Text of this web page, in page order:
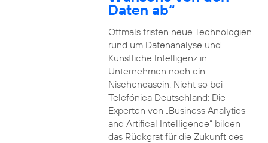
Daten ab“
Oftmals fristen neue Technologien
rund um Datenanalyse und
Künstliche Intelligenz in
Unternehmen noch ein
Nischendasein. Nicht so bei
Telefónica Deutschland: Die
Experten von „Business Analytics
and Artifical Intelligence“ bilden
das Rückgrat für die Zukunft des